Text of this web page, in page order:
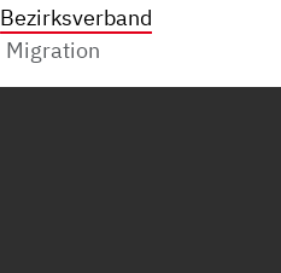
Bezirksverband
Migration